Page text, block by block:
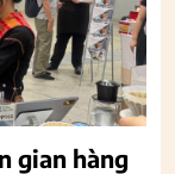
gian hàng